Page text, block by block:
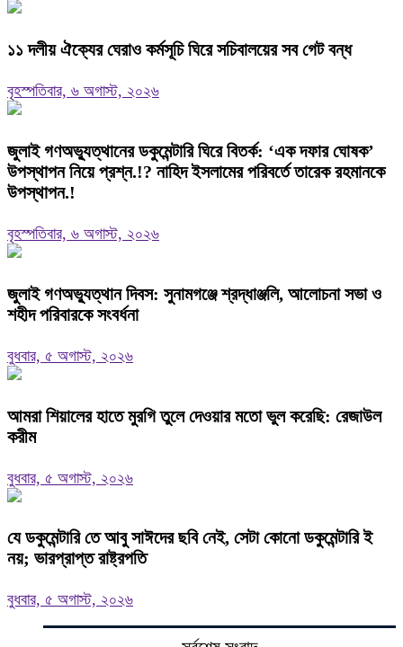
‎১১ দলীয় ঐক্যের ঘেরাও কর্মসূচি ঘিরে সচিবালয়ের সব গেট বন্ধ
বৃহস্পতিবার, ৬ অগাস্ট, ২০২৬
‎জুলাই গণঅভ্যুত্থানের ডকুমেন্টারি ঘিরে বিতর্ক: ‘এক দফার ঘোষক’
উপস্থাপন নিয়ে প্রশ্ন.!? নাহিদ ইসলামের পরিবর্তে তারেক রহমানকে
উপস্থাপন.!
বৃহস্পতিবার, ৬ অগাস্ট, ২০২৬
জুলাই গণঅভ্যুত্থান দিবস: সুনামগঞ্জে শ্রদ্ধাঞ্জলি, আলোচনা সভা ও
শহীদ পরিবারকে সংবর্ধনা
বুধবার, ৫ অগাস্ট, ২০২৬
‎আমরা শিয়ালের হাতে মুরগি তুলে দেওয়ার মতো ভুল করেছি: রেজাউল
করীম
বুধবার, ৫ অগাস্ট, ২০২৬
যে ডকুমেন্টারি তে আবু সাঈদের ছবি নেই, সেটা কোনো ডকুমেন্টারি ই
নয়; ভারপ্রাপ্ত রাষ্ট্রপতি
বুধবার, ৫ অগাস্ট, ২০২৬